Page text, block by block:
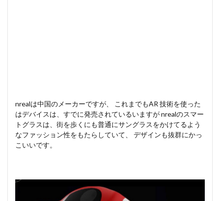
nrealは中国のメーカーですが、 これまでもAR 技術を使った
はデバイスは、すでに発売されているいますが nrealのスマー
トグラスは、街を歩くにも普通にサングラスをかけてるよう
なファッション性をもたらしていて、 デザインも抜群にかっ
こいいです。